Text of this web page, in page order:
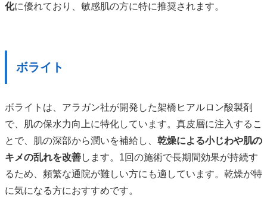
化に優れており、敏感肌の方に特に推奨されます。
ボライト
ボライトは、アラガン社が開発した架橋ヒアルロン酸製剤
で、肌の保水力向上に特化しています。真皮層に注入するこ
とで、肌の深部から潤いを補給し、 乾燥による小じわや肌の
キメの乱れを改善します。1回の施術で長期間効果が持続す
るため、頻繁な通院が難しい方にも適しています。乾燥が特
に気になる方におすすめです。